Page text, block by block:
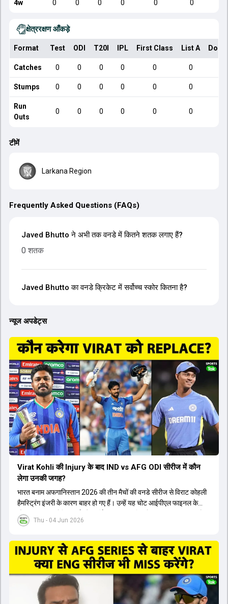
4w 0 0 0 0 0 0
क्षेत्ररक्षण आँकड़े
Format Test ODI T20I IPL First Class List A
Catches 0 0 0 0 0 0
Stumps 0 0 0 0 0 0
Run
Outs
0 0 0 0 0 0
टीमें
Larkana Region
Frequently Asked Questions (FAQs)
Javed Bhutto ने अभी तक वनडे में कितने शतक लगाए हैं?
0 शतक
Javed Bhutto का वनडे क्रिकेट में सर्वोच्च स्कोर कितना है?
न्यूज अपडेट्स
Thu - 04 Jun 2026
Virat Kohli की Injury के बाद IND vs AFG ODI सीरीज में कौन
लेगा उनकी जगह?
भारत बनाम अफगानिस्तान 2026 की तीन मैचों की वनडे सीरीज से विराट कोहली
हैमस्ट्रिंग इंजरी के कारण बाहर हो गए हैं। उन्हें यह चोट आईपीएल फाइनल के
दौरान लगी थी। रोहित शर्मा और हार्दिक पांड्या की फिटनेस पर भी अभी सवाल हैं,
इसलिए नंबर तीन पर कोहली की जगह एक मजबूत विकल्प खोजना जरूरी है। इस
रुतुराज गायकवाड़ 58.8 की लिस्ट ए औसत के साथ एक मजबूत विकल्प हैं। संजू
सैमसन भी बड़े दावेदार हैं, जिनका वनडे क्रिकेट में 56 से ज्यादा का औसत है।
यशस्वी जायसवाल को भी मौका मिल सकता है, हालांकि उनके बैटिंग ऑर्डर पर
विचार करना होगा। इसके अलावा 82 से ज्यादा की लिस्ट ए औसत वाले देवदत्त
पडिक्कल भी एक शानदार विकल्प हो सकते हैं। टीम मैनेजमेंट स्क्वाड में पहले से
मौजूद ईशान किशन को भी नंबर तीन पर खिलाने का फैसला कर सकती है।